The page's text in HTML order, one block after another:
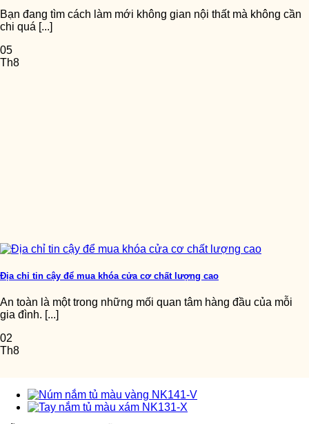
Bạn đang tìm cách làm mới không gian nội thất mà không cần
chi quá [...]
05
Th8
Địa chỉ tin cậy để mua khóa cửa cơ chất lượng cao
An toàn là một trong những mối quan tâm hàng đầu của mỗi
gia đình. [...]
02
Th8